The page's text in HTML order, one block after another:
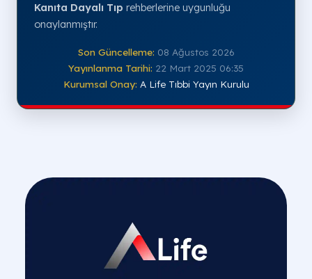
Kanıta Dayalı Tıp rehberlerine uygunluğu
onaylanmıştır.
Son Güncelleme: 08 Ağustos 2026
Yayınlanma Tarihi: 22 Mart 2025 06:35
Kurumsal Onay: A Life Tıbbi Yayın Kurulu